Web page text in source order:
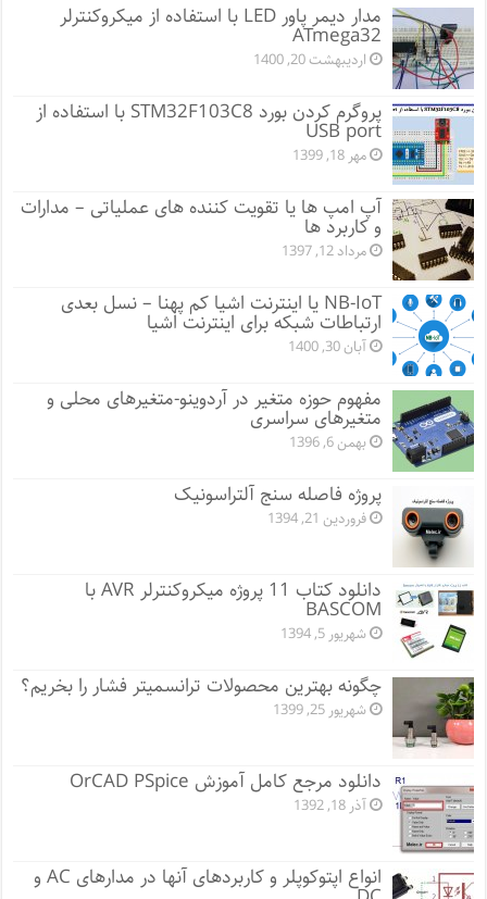
مدار دیمر پاور LED با استفاده از میکروکنترلر
ATmega32
اردیبهشت 20, 1400
پروگرم کردن بورد STM32F103C8 با استفاده از
USB port
مهر 18, 1399
آپ امپ ها یا تقویت کننده های عملیاتی – مدارات
و کاربرد ها
مرداد 12, 1397
NB-IoT یا اینترنت اشیا کم پهنا – نسل بعدی
ارتباطات شبکه برای اینترنت اشیا
آبان 30, 1400
مفهوم حوزه متغیر در آردوینو-متغیرهای محلی و
متغیرهای سراسری
بهمن 6, 1396
پروژه فاصله سنج آلتراسونیک
فروردین 21, 1394
دانلود کتاب 11 پروژه میکروکنترلر AVR با
BASCOM
شهریور 5, 1394
چگونه بهترین محصولات ترانسمیتر فشار را بخریم؟
شهریور 25, 1399
دانلود مرجع کامل آموزش OrCAD PSpice
آذر 18, 1392
انواع اپتوکوپلر و کاربردهای آنها در مدارهای AC و